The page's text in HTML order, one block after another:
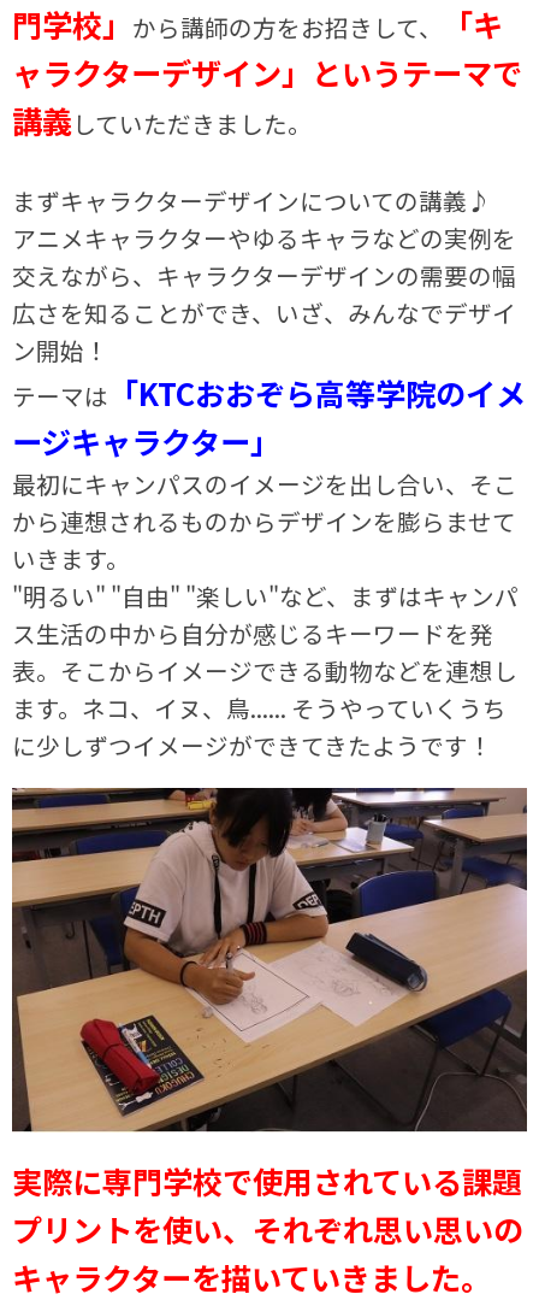
門学校」 から講師の方をお招きして、
「キ
ャラクターデザイン」というテーマで
講義していただきました。
まずキャラクターデザインについての講義♪
アニメキャラクターやゆるキャラなどの実例を
交えながら、キャラクターデザインの需要の幅
広さを知ることができ、いざ、みんなでデザイ
ン開始！
テーマは 「KTCおおぞら高等学院のイメ
ージキャラクター」
最初にキャンパスのイメージを出し合い、そこ
から連想されるものからデザインを膨らませて
いきます。
"明るい" "自由" "楽しい"など、まずはキャンパ
ス生活の中から自分が感じるキーワードを発
表。そこからイメージできる動物などを連想し
ます。ネコ、イヌ、鳥...... そうやっていくうち
に少しずつイメージができてきたようです！
実際に専門学校で使用されている課題
プリントを使い、それぞれ思い思いの
キャラクターを描いていきました。